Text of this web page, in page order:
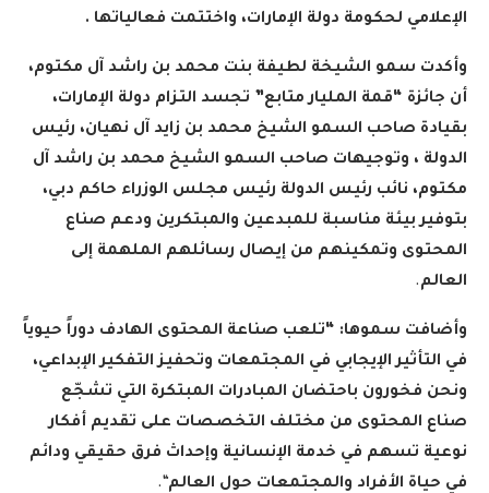
الإعلامي لحكومة دولة الإمارات، واختتمت فعالياتها .
وأكدت سمو الشيخة لطيفة بنت محمد بن راشد آل مكتوم،
أن جائزة “قمة المليار متابع” تجسد التزام دولة الإمارات،
بقيادة صاحب السمو الشيخ محمد بن زايد آل نهيان، رئيس
الدولة ، وتوجيهات صاحب السمو الشيخ محمد بن راشد آل
مكتوم، نائب رئيس الدولة رئيس مجلس الوزراء حاكم دبي،
بتوفير بيئة مناسبة للمبدعين والمبتكرين ودعم صناع
المحتوى وتمكينهم من إيصال رسائلهم الملهمة إلى
العالم.
وأضافت سموها: “تلعب صناعة المحتوى الهادف دوراً حيوياً
في التأثير الإيجابي في المجتمعات وتحفيز التفكير الإبداعي،
ونحن فخورون باحتضان المبادرات المبتكرة التي تشجّع
صناع المحتوى من مختلف التخصصات على تقديم أفكار
نوعية تسهم في خدمة الإنسانية وإحداث فرق حقيقي ودائم
في حياة الأفراد والمجتمعات حول العالم“.